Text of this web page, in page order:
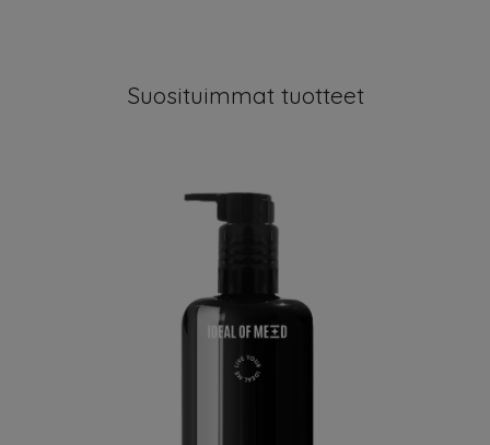
Suosituimmat tuotteet